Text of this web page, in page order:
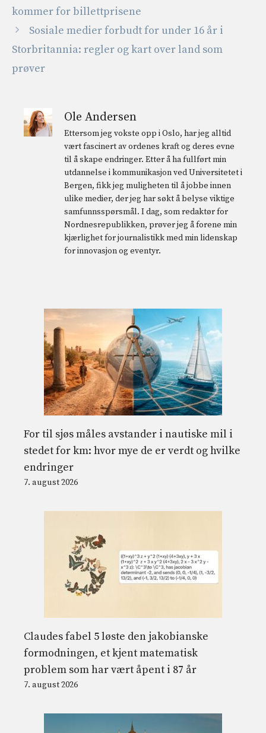
kommer for billettprisene
Sosiale medier forbudt for under 16 år i
Storbritannia: regler og kart over land som
prøver
Ole Andersen
Ettersom jeg vokste opp i Oslo, har jeg alltid
vært fascinert av ordenes kraft og deres evne
til å skape endringer. Etter å ha fullført min
utdannelse i kommunikasjon ved Universitetet i
Bergen, fikk jeg muligheten til å jobbe innen
ulike medier, der jeg har søkt å belyse viktige
samfunnsspørsmål. I dag, som redaktør for
Nordnesrepublikken, prøver jeg å forene min
kjærlighet for journalistikk med min lidenskap
for innovasjon og eventyr.
For til sjøs måles avstander i nautiske mil i
stedet for km: hvor mye de er verdt og hvilke
endringer
7. august 2026
Claudes fabel 5 løste den jakobianske
formodningen, et kjent matematisk
problem som har vært åpent i 87 år
7. august 2026